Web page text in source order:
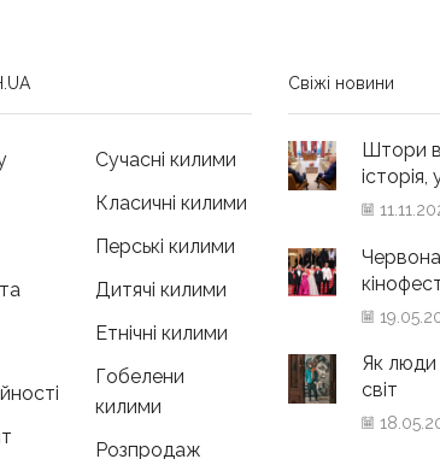
Сучасні килими
Класичні килими
Перські килими
Дитячі килими
Етнічні килими
Гобелени
килими
Розпродаж
Свіжі новини
Штори
Як люди
світ